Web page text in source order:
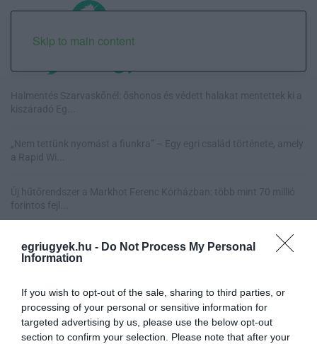
egriugyek.hu - Do Not Process My Personal
Information
If you wish to opt-out of the sale, sharing to third parties, or
processing of your personal or sensitive information for
targeted advertising by us, please use the below opt-out
section to confirm your selection. Please note that after your
Skip to main content
Halmentés Szarvaskőnél: őshonos és védett halakat mentettek ki a
kiszáradó Eg...
„Nem tettünk nyomást a fiunkra” – Egy egri család története, amely
a Rapid Wi...
Új hűtőrendszer a Markhot Ferenc Kórházban: több mint 70 millió
forintos fejl...
Eloltották a tüzet Dédestapolcsánynál, kilencórás küzdelem után
sikerült megf...
czeglédy csaba